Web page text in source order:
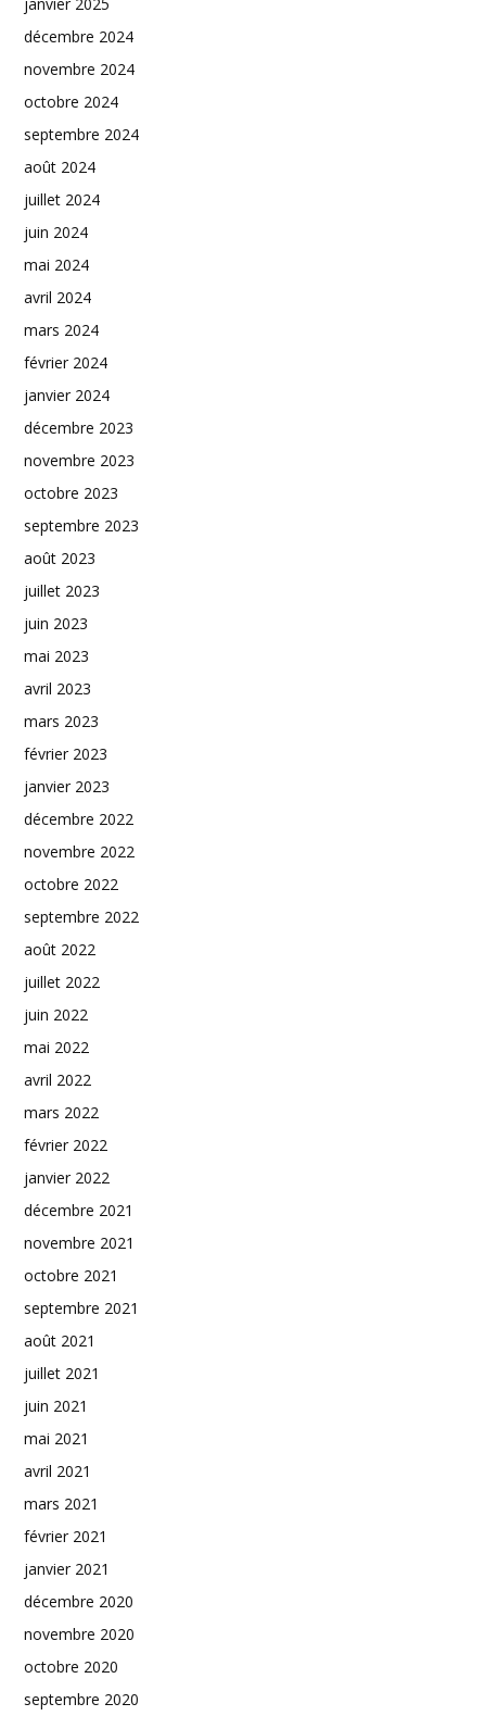
décembre 2024
novembre 2024
octobre 2024
septembre 2024
août 2024
juillet 2024
juin 2024
mai 2024
avril 2024
mars 2024
février 2024
janvier 2024
décembre 2023
novembre 2023
octobre 2023
septembre 2023
août 2023
juillet 2023
juin 2023
mai 2023
avril 2023
mars 2023
février 2023
janvier 2023
décembre 2022
novembre 2022
octobre 2022
septembre 2022
août 2022
juillet 2022
juin 2022
mai 2022
avril 2022
mars 2022
février 2022
janvier 2022
décembre 2021
novembre 2021
octobre 2021
septembre 2021
août 2021
juillet 2021
juin 2021
mai 2021
avril 2021
mars 2021
février 2021
janvier 2021
décembre 2020
novembre 2020
octobre 2020
septembre 2020